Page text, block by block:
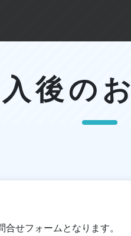
後の
せフォームとなります。